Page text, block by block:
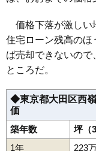
価格下落が激しい
住宅ローン残高のほ
ば売却できないの
ところだ。
◆東京都大田区西
価
築年数
坪（
1年
223